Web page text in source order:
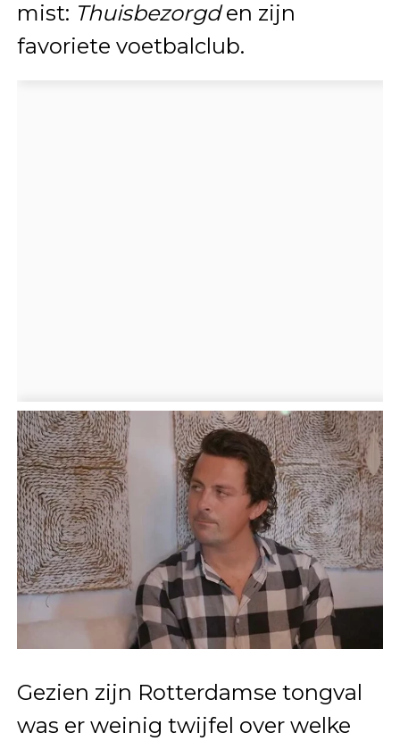
mist: Thuisbezorgden zijn
favoriete voetbalclub.
Gezien zijn Rotterdamse tongval
was er weinig twijfel over welke